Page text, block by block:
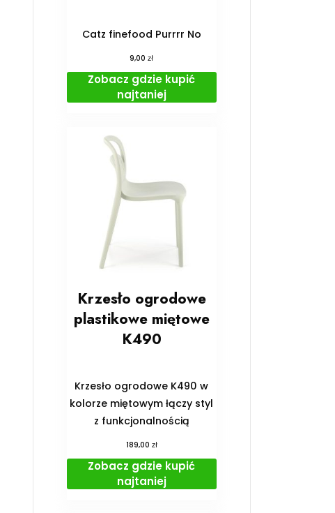
Catz finefood Purrrr No
9,00zł
Zobacz gdzie kupić
najtaniej
Krzesło ogrodowe
plastikowe miętowe
K490
Krzesło ogrodowe K490 w
kolorze miętowym łączy styl
z funkcjonalnością
189,00 zł
Zobacz gdzie kupić
najtaniej